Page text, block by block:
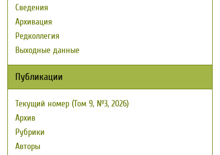
Сведения
Архивация
Редколлегия
Выходные данные
Публикации
Текущий номер (Том 9, №3, 2026)
Архив
Рубрики
Авторы